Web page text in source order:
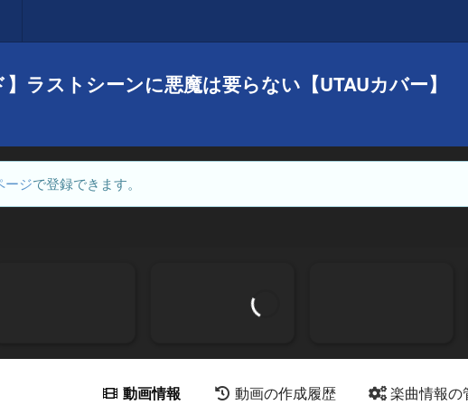
ラストシーンに悪魔は要らない【UTAUカバー】
ージで登録できます。
動画情報 動画の作成履歴 楽曲情報の